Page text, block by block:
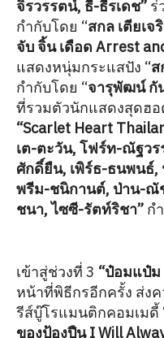
จิรวรรตน์, ธี-ธีรเดช” ร่
กำกับโดย “สกล เตียเจ
จับ จิ้น เดือด Arrest
แสดงหนุ่มกระแสปัง “ส
กำกับโดย “จารุพัฒน์ กั
ที่รวมตัวนักแสดงสุดฮอ
“Scarlet Heart
เต-ตะวัน, โฟร์ท-ณัฐว
ศักดิ์ยืน, เพิร์ธ-ธนพนธ์
พรีม-ชนิกานต์, ป่าน-ณั
ชนา, ไซซี-รัตท์ริชา” ก
เข้าสู่ช่วงที่ 3 “ป๋อมแป๋ม
หน้าที่พิธีกรอีกครั้ง ส่ง
รีส์บู๊โรแมนติกคอมเมดี้
ของป้องปืน I Will